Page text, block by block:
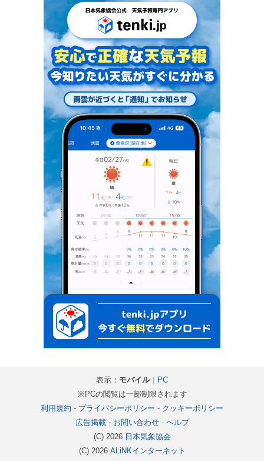
表示： モバイル｜
PC
※PCの閲覧は一部制限されます
利用規約 - プライバシーポリシー - クッキーポリシー
広告掲載- お問い合わせ- ヘルプ
(C) 2026 日本気象協会
(C) 2026 ALiNKインターネット